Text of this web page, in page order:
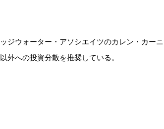
ジウォーター・アソシエイツのカレン・カー
外への投資分散を推奨している。